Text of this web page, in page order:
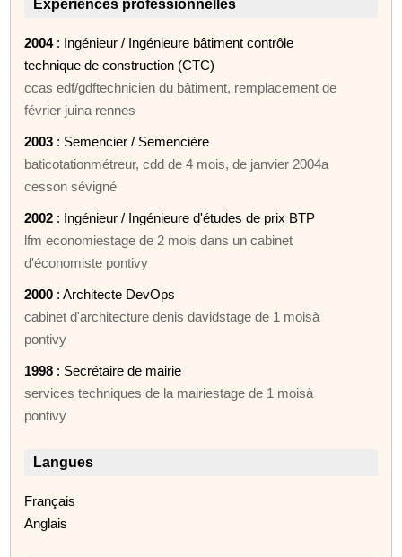
Expériences professionnelles
2004: Ingénieur / Ingénieure bâtiment contrôle
technique de construction (CTC)
ccas edf/gdftechnicien du bâtiment, remplacement de
février juina rennes
2003 : Semencier / Semencière
baticotationmétreur, cdd de 4 mois, de janvier 2004a
cesson sévigné
2002 : Ingénieur / Ingénieure d'études de prix BTP
lfm economiestage de 2 mois dans un cabinet
d'économiste pontivy
2000 : Architecte DevOps
cabinet d'architecture denis davidstage de 1 moisà
pontivy
1998 : Secrétaire de mairie
services techniques de la mairiestage de 1 moisà
pontivy
Langues
Français
Anglais